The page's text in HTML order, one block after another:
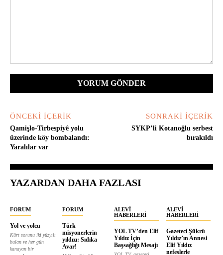
ÖNCEKI İÇERIK
Qamişlo-Tirbespiyê yolu
üzerinde köy bombalandı:
Yaralılar var
SONRAKI İÇERIK
SYKP’li Kotanoğlu serbest
bırakıldı
YAZARDAN DAHA FAZLASI
FORUM
Yol ve yolcu
Kürt sorunu iki yüzyılı
bulan ve her gün
kanayan bir
FORUM
Türk
misyonerlerin
yıldızı: Sıdıka
Avar!
ALEVI
HABERLERI
YOL TV’den Elif
Yıldız İçin
Başsağlığı Mesajı
ALEVI
HABERLERI
Gazeteci Şükrü
Yıldız’ın Annesi
Elif Yıldız
nefeslerle